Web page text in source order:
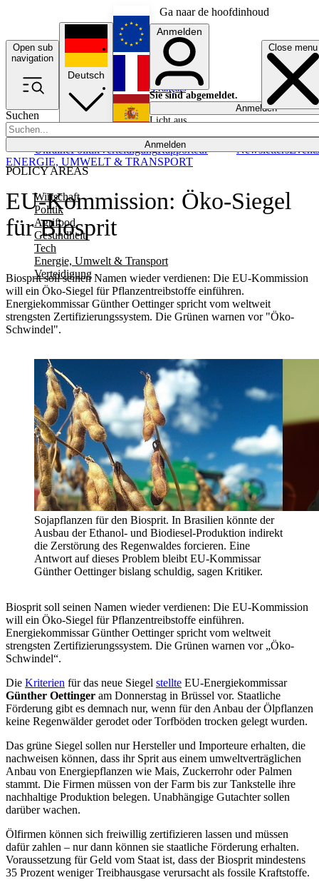
Ga naar de hoofdinhoud
Open sub
navigation
Close menu
Suchen
Anmelden
POLICY AREAS
Wirtschaft
Politik
Agrifood
Gesundheit
Tech
Energie, Umwelt & Transport
Verteidigung
UkrainePolitikVerteidigungRapporteur NewslettersEvents
Deutsch
English
Français
Anmelden
Sie sind abgemeldet.
Anmelden
Licht aus
EU-Kommission: Öko-Siegel
für Biosprit
Biosprit soll seinen Namen wieder verdienen: Die EU-Kommission
will ein Öko-Siegel für Pflanzentreibstoffe einführen.
Energiekommissar Günther Oettinger spricht vom weltweit
strengsten Zertifizierungssystem. Die Grünen warnen vor "Öko-
Schwindel".
ENERGIE, UMWELT & TRANSPORT
Sojapflanzen für den Biosprit. In Brasilien könnte der
Ausbau der Ethanol- und Biodiesel-Produktion indirekt
die Zerstörung des Regenwaldes forcieren. Eine
Antwort auf dieses Problem bleibt EU-Kommissar
Günther Oettinger bislang schuldig, sagen Kritiker.
Biosprit soll seinen Namen wieder verdienen: Die EU-Kommission
will ein Öko-Siegel für Pflanzentreibstoffe einführen.
Energiekommissar Günther Oettinger spricht vom weltweit
strengsten Zertifizierungssystem. Die Grünen warnen vor „Öko-
Schwindel“.
Die Kriterien für das neue Siegel stellte EU-Energiekommissar
Günther Oettinger am Donnerstag in Brüssel vor. Staatliche
Förderung gibt es demnach nur, wenn für den Anbau der Ölpflanzen
keine Regenwälder gerodet oder Torfböden trocken gelegt wurden.
Das grüne Siegel sollen nur Hersteller und Importeure erhalten, die
nachweisen können, dass ihr Sprit aus einem umweltverträglichen
Anbau von Energiepflanzen wie Mais, Zuckerrohr oder Palmen
stammt. Die Firmen müssen von der Farm bis zur Tankstelle ihre
nachhaltige Produktion belegen. Unabhängige Gutachter sollen
darüber wachen.
Ölfirmen können sich freiwillig zertifizieren lassen und müssen
dafür zahlen – nur dann können sie staatliche Förderung erhalten.
Voraussetzung für Geld vom Staat ist, dass der Biosprit mindestens
35 Prozent weniger Treibhausgase verursacht als fossile Kraftstoffe.